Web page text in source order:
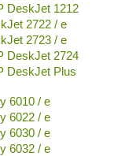
DeskJet 1212
2722 / e
2723 / e
DeskJet 2724
DeskJet Plus
6010 / e
6022 / e
6030 / e
6032 / e